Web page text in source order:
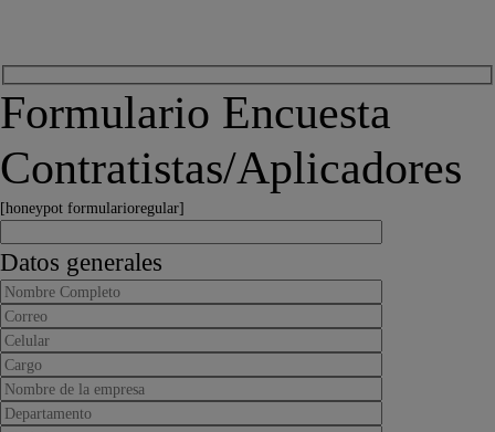
Formulario Encuesta
Contratistas/Aplicadores
[honeypot formularioregular]
Datos generales